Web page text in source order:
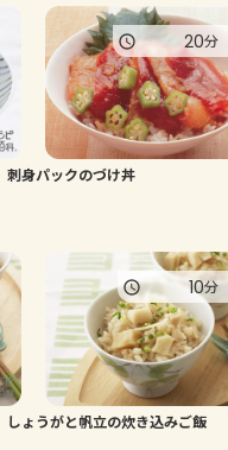
刺身パックのづけ丼
20分
しょうがと帆立の炊き込みご飯
10分